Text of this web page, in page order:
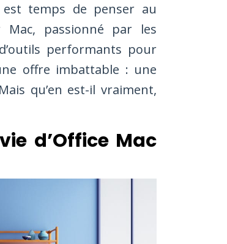
temps de penser au
passionné par les
performants pour
offre imbattable : une
qu’en est-il vraiment,
d’Office Mac